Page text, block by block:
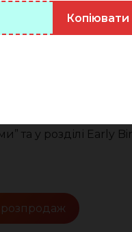
+ доступні купони
з них
та у розділі Early
розпродаж
Копіювати